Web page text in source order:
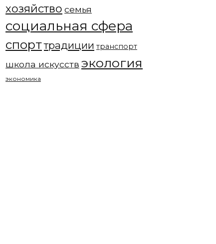
хозяйство семья
социальная сфера
спорттрадиции транспорт
школа искусств экология
экономика